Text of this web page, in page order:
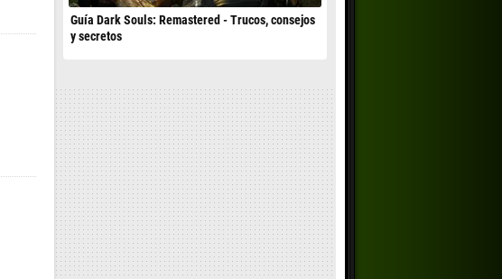
Guía Dark Souls: Remastered - Trucos, consejos
y secretos